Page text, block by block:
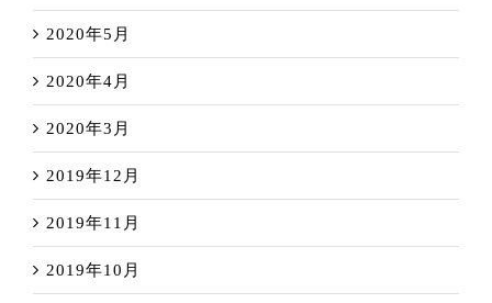
2020年5月
2020年4月
2020年3月
2019年12月
2019年11月
2019年10月